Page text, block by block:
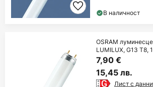
В наличност
OSRAM
LUMILUX, G13 T8,
7,90 €
15,45 лв.
Лист с данни